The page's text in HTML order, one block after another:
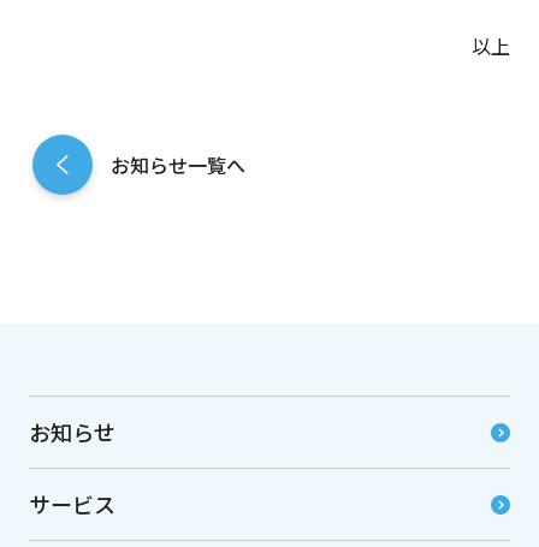
以上
お知らせ一覧へ
お知らせ
サービス